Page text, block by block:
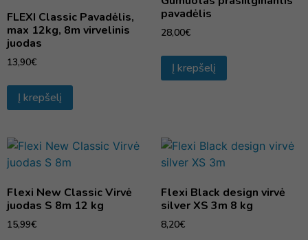
FLEXI Classic Pavadėlis,
max 12kg, 8m virvelinis
juodas
13,90€
Į krepšelį
pavadėlis
28,00€
Į krepšelį
Flexi New Classic Virvė
juodas S 8m 12 kg
15,99€
Flexi Black design virvė
silver XS 3m 8 kg
8,20€